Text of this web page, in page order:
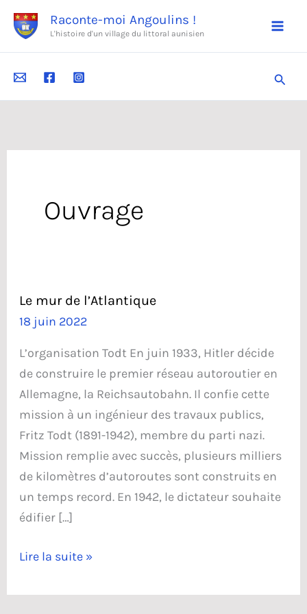
Aller
contenu
Raconte-moi Angoulins !
L'histoire d'un village du littoral aunisien
Ouvrage
Le mur de l’Atlantique
18 juin 2022
L’organisation Todt En juin 1933, Hitler décide
de construire le premier réseau autoroutier en
Allemagne, la Reichsautobahn. Il confie cette
mission à un ingénieur des travaux publics,
Fritz Todt (1891-1942), membre du parti nazi.
Mission remplie avec succès, plusieurs milliers
de kilomètres d’autoroutes sont construits en
un temps record. En 1942, le dictateur souhaite
édifier […]
Le
de
Lire la suite »